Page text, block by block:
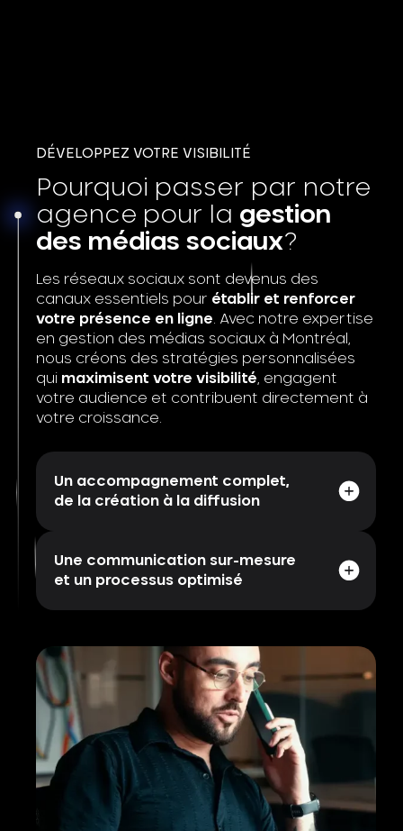
DÉVELOPPEZ VOTRE VISIBILITÉ
Pourquoi passer par notre
agence pour la gestion
des médias sociaux?
Les réseaux sociaux sont devenus des
canaux essentiels pour établir et renforcer
votre présence en ligne . Avec notre expertise
en gestion des médias sociaux à Montréal,
nous créons des stratégies personnalisées
qui maximisent votre visibilité , engagent
votre audience et contribuent directement à
votre croissance.
Un accompagnement complet,
de la création à la diffusion
Une communication sur-mesure
et un processus optimisé